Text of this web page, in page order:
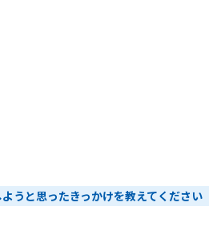
うと思ったきっかけを教えてください